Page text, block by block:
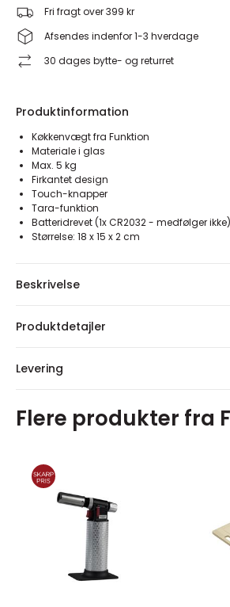
Fri fragt over 399 kr
Afsendes indenfor 1-3 hverdage
30 dages bytte- og returret
Produktinformation
Køkkenvægt fra Funktion
Materiale i glas
Max. 5 kg
Firkantet design
Touch-knapper
Tara-funktion
Batteridrevet (1x CR2032 - medfølger ikke)
Størrelse: 18 x 15 x 2 cm
Beskrivelse
Produktdetajler
Levering
Flere produkter fra